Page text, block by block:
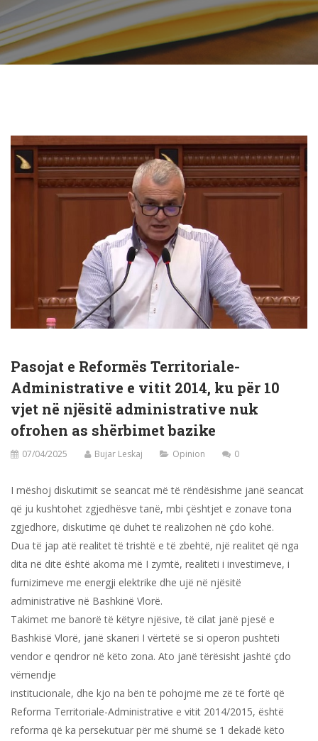
Pasojat e Reformës Territoriale-
Administrative e vitit 2014, ku për 10
vjet në njësitë administrative nuk
ofrohen as shërbimet bazike
07/04/2025 Bujar Leskaj Opinion 0
I mëshoj diskutimit se seancat më të rëndësishme janë seancat
që ju kushtohet zgjedhësve tanë, mbi çështjet e zonave tona
zgjedhore, diskutime që duhet të realizohen në çdo kohë.
Dua të jap atë realitet të trishtë e të zbehtë, një realitet që nga
dita në ditë është akoma më I zymtë, realiteti i investimeve, i
furnizimeve me energji elektrike dhe ujë në njësitë
administrative në Bashkinë Vlorë.
Takimet me banorë të këtyre njësive, të cilat janë pjesë e
Bashkisë Vlorë, janë skaneri I vërtetë se si operon pushteti
vendor e qendror në këto zona. Ato janë tërësisht jashtë çdo
vëmendje
institucionale, dhe kjo na bën të pohojmë me zë të fortë që
Reforma Territoriale-Administrative e vitit 2014/2015, është
reforma që ka persekutuar për më shumë se 1 dekadë këto